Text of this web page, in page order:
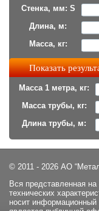
Стенка, мм: S
Длина, м:
Масса, кг:
Масса 1 метра, кг:
Масса трубы, кг:
Длина трубы, м:
© 2011 - 2026 АО
Вся представленная
технических
носит информационный